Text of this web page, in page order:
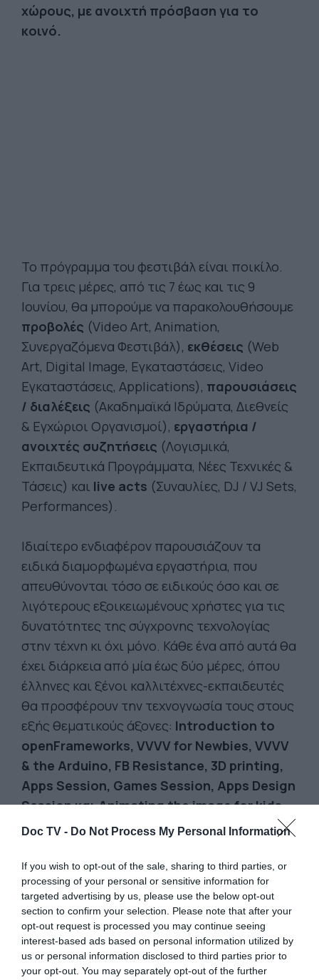
Doc TV - Do Not Process My Personal Information
If you wish to opt-out of the sale, sharing to third parties, or
processing of your personal or sensitive information for
targeted advertising by us, please use the below opt-out
section to confirm your selection. Please note that after your
opt-out request is processed you may continue seeing
interest-based ads based on personal information utilized by
us or personal information disclosed to third parties prior to
your opt-out. You may separately opt-out of the further
χώρους, με ανοιχτή πρόσβαση για το
κοινό.
To πρόγραμμα του φεστιβάλ είναι ποικίλο.
Για τρεις μέρες, από τις 7 έως και τις 9
Ιουνίου, θα μπορούμε να παρακολουθήσουμε
προβολές (Video Art, Animation,
Συνεργαζόμενα Φεστιβάλ), εκθέσεις (Web
Art, Digital Image, Εγκαταστάσεις, Video
Εγκαταστάσεις, Applications), παρουσιάσεις
/ διαλέξεις (Ακαδημαϊκά Ιδρύματα, Διεθνείς
& Εγχώριοι Οργανισμοί), εργαστήρια /
ανοιχτές συζητήσεις (Λογισμικά,
Εκπαιδευτικά Προγράμματα, Νέες Τεχνικές &
Τάσεις) και live acts (Συναυλίες, DJ / VJ Sets,
Performances).
Ιδιαίτερο ενδιαφέρον παρουσιάζουν τα
ειδικά διαμορφωμένα εργαστήρια, που
απευθύνονται τόσο σε ειδικούς όσο και σε
λιγότερους εξοικειωμένους χρήστες για τις
δυνατότητες της σύγχρονης τεχνολογίας
στην τέχνη κι όχι μόνο. Κάθε ένα από αυτά θα
έχει διάρκεια από μία έως δύο μέρες, όπου
έλληνες και ξένοι καλλιτέχνες-εκπαιδευτές
θα προσφέρουν την τεχνογνωσία τους στους
εξής θεματικούς άξονες: Introduction to
openFrameworks, VVVV for Newbies, VVVV
& the Arduino, FB Resistance, 3D printing,
Apps Session, Games Session, Apps Design
Session και Animating the image for kids.